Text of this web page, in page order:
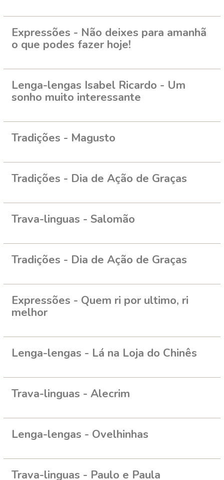
Expressões - Não deixes para amanhã
o que podes fazer hoje!
Lenga-lengas Isabel Ricardo - Um
sonho muito interessante
Tradições - Magusto
Tradições - Dia de Ação de Graças
Trava-linguas - Salomão
Tradições - Dia de Ação de Graças
Expressões - Quem ri por ultimo, ri
melhor
Lenga-lengas - Lá na Loja do Chinês
Trava-linguas - Alecrim
Lenga-lengas - Ovelhinhas
Trava-linguas - Paulo e Paula